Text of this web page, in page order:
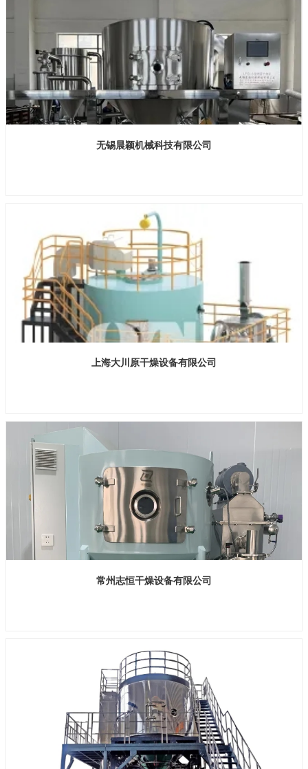
无锡晨颖机械科技有限公司
上海大川原干燥设备有限公司
展位号：H2馆 E238
常州志恒干燥设备有限公司